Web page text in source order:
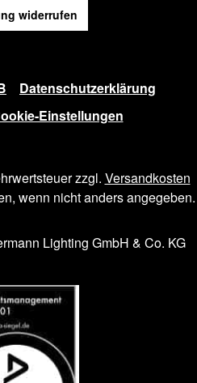
widerrufen
Datenschutzerklärung
Einstellungen
zzgl. Versandkosten
wenn nicht anders angegeben.
Lighting GmbH & Co. KG